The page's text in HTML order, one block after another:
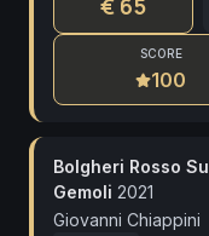
€ 65
SCORE
100
Bolgheri Rosso
Gemoli 2021
Giovanni Chiappini